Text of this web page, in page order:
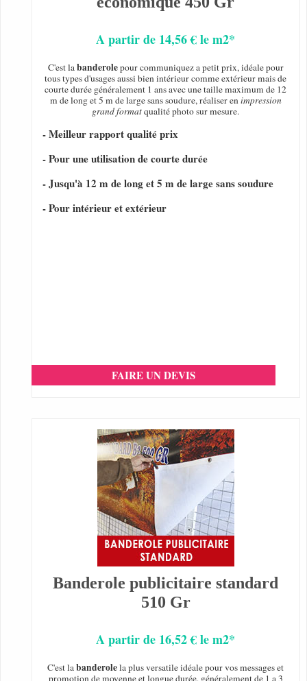
A partir de 14,56 € le m2*
C'est labanderolepour communiquez a petit prix, idéale pour
tous types d'usages aussi bien intérieur comme extérieur mais de
courte durée généralement 1 ans avec une taille maximum de 12
m de long et 5 m de large sans soudure, réaliser enimpression
grand formatqualité photo sur mesure.
- Meilleur rapport qualité prix
- Pour une utilisation de courte durée
- Jusqu'à 12 m de long et 5 m de large sans soudure
- Pour intérieur et extérieur
FAIRE UN DEVIS
Banderole publicitaire standard
510 Gr
A partir de 16,52 € le m2*
C'est labanderolela plus versatile idéale pour vos messages et